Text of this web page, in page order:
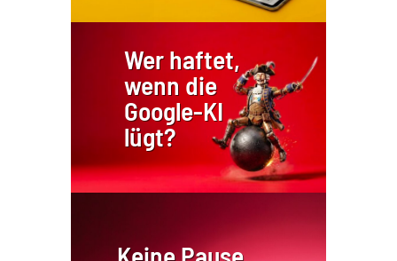
Wer haftet,
wenn die
Google-KI
lügt?